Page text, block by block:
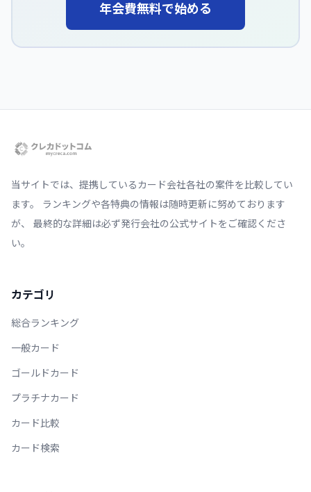
年会費無料で始める
当サイトでは、提携しているカード会社各社の案件を比較してい
ます。 ランキングや各特典の情報は随時更新に努めております
が、 最終的な詳細は必ず発行会社の公式サイトをご確認くださ
い。
カテゴリ
総合ランキング
一般カード
ゴールドカード
プラチナカード
カード比較
カード検索